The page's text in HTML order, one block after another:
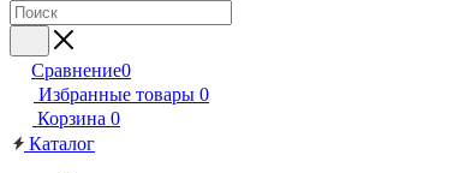
Сравнение0
Избранные товары 0
Корзина 0
Каталог